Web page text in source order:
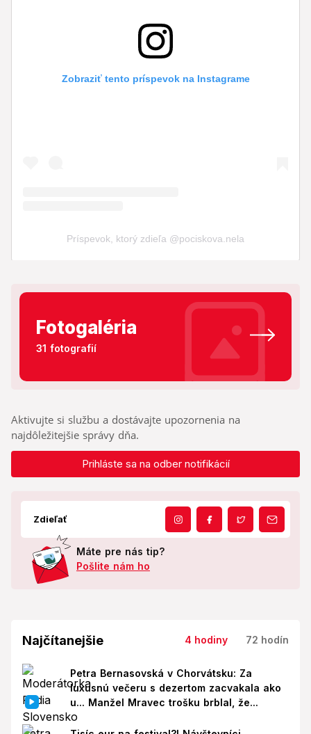
Fotogaléria
31 fotografií
Aktivujte si službu a dostávajte upozornenia na
najdôležitejšie správy dňa.
Prihláste sa na odber notifikácií
Zdieľať
Máte pre nás tip?
Pošlite nám ho
Najčítanejšie 4 hodiny 72 hodín
Petra Bernasovská v Chorvátsku: Za
luxusnú večeru s dezertom zacvakala ako
u... Manžel Mravec trošku brblal, že...